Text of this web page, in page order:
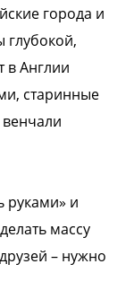
города и
глубокой,
в Англии
старинные
руками» и
массу
– нужно